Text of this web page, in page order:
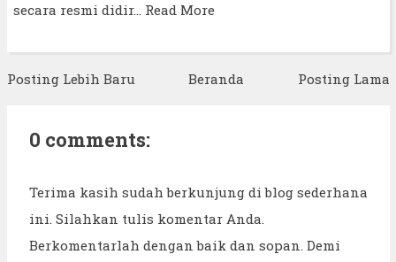
secara resmi didir… Read More
Posting Lebih Baru Posting Lama
Beranda
0 comments:
Terima kasih sudah berkunjung di blog sederhana
ini. Silahkan tulis komentar Anda.
Berkomentarlah dengan baik dan sopan. Demi